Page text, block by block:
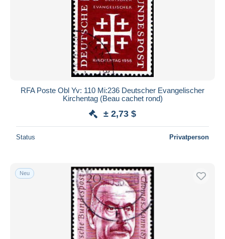
RFA Poste Obl Yv: 110 Mi:236 Deutscher Evangelischer
Kirchentag (Beau cachet rond)
± 2,73 $
Status Privatperson
Neu